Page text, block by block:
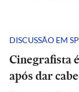
DISCUSSÃO EM SP
Cinegrafista
após dar